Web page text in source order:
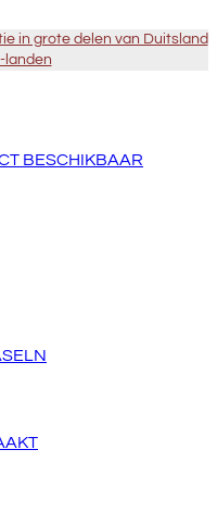
in grote delen van Duitsland
landen
BESCHIKBAAR